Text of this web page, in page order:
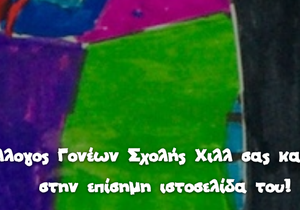
Γονέων Σχολής Χιλλ σας
στην επίσημη ιστοσελίδα του!